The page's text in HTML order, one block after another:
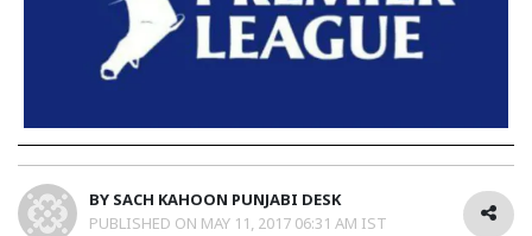
BY SACH KAHOON PUNJABI DESK
PUBLISHED ON MAY 11, 2017 06:31 AM IST